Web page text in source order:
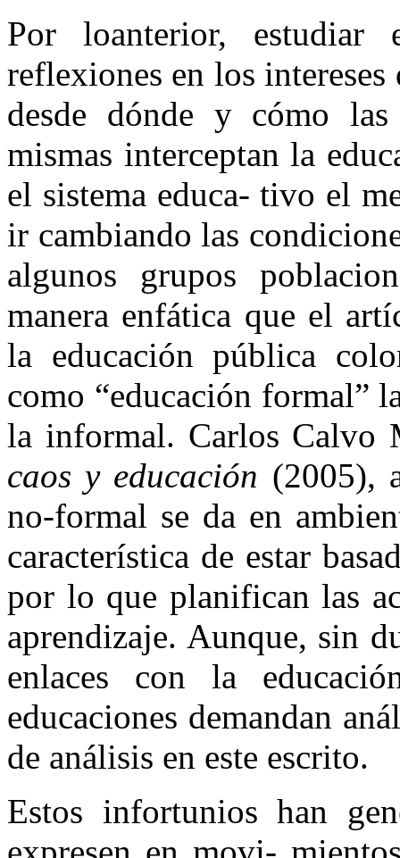
Por loanterior, estudiar
reflexiones en los
desde dónde y cómo
mismas interceptan la
el sistema educa- tivo el
ir cambiando las
algunos grupos
manera enfática que el
la educación pública
como “educación formal”
la informal. Carlos Calvo
caos y educación (2005),
no-formal se da en
característica de estar
por lo que planifican las
aprendizaje. Aunque, sin
enlaces con la
educaciones demandan
de análisis en este escrito.
Estos infortunios han